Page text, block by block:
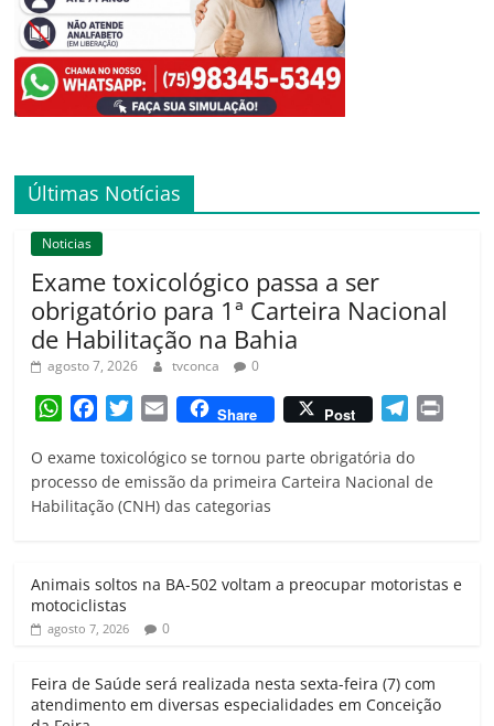
Últimas Notícias
Noticias
Exame toxicológico passa a ser
obrigatório para 1ª Carteira Nacional
de Habilitação na Bahia
agosto 7, 2026 tvconca 0
W
a
t
s
p
c
e
b
k
i
t
t
a
i
l
Share Post
l
e
m
O exame toxicológico se tornou parte obrigatória do
processo de emissão da primeira Carteira Nacional de
Habilitação (CNH) das categorias
Animais soltos na BA-502 voltam a preocupar motoristas e
motociclistas
agosto 7, 2026 0
Feira de Saúde será realizada nesta sexta-feira (7) com
atendimento em diversas especialidades em Conceição